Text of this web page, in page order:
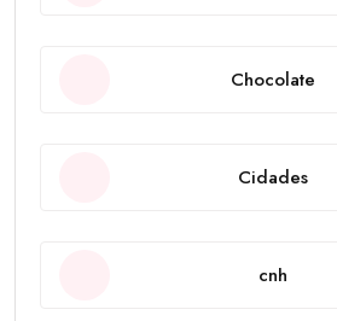
Chocolate
Cidades
cnh